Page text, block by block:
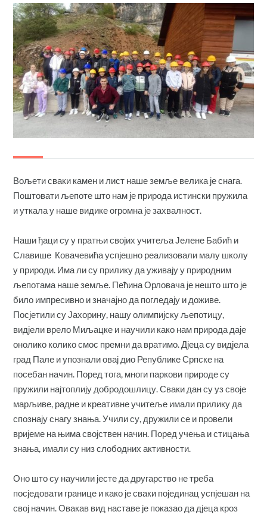
Вољети сваки камен и лист наше земље велика је снага.
Поштовати љепоте што нам је природа истински пружила
и уткала у наше видике огромна је захвалност.
Наши ђаци су у пратњи својих учитеља Јелене Бабић и
Славише Ковачевића успјешно реализовали малу школу
у природи. Има ли су прилику да уживају у природним
љепотама наше земље. Пећина Орловача је нешто што је
било импресивно и значајно да погледају и доживе.
Посјетили су Јахорину, нашу олимпијску љепотицу,
видјели врело Миљацке и научили како нам природа даје
онолико колико смос премни да вратимо. Дјеца су видјела
град Пале и упознали овај дио Републике Српске на
посебан начин. Поред тога, многи паркови природе су
пружили најтоплију добродошлицу. Сваки дан су уз своје
марљиве, радне и креативне учитеље имали прилику да
спознају снагу знања. Учили су, дружили се и провели
вријеме на њима својствен начин. Поред учења и стицања
знања, имали су низ слободних активности.
Оно што су научили јесте да другарство не треба
посједовати границе и како је сваки појединац успјешан на
свој начин. Овакав вид наставе је показао да дјеца кроз